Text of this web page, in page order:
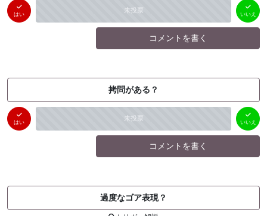
はい 未投票
いいえ
（ 0件）
いいえ
コメントを書く
拷問がある？
はい 未投票
いいえ
（ 0件）
いいえ
コメントを書く
過度なゴア表現？